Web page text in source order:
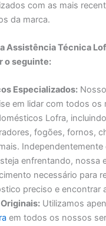
com as mais
da marca.
Assistência Técnica
o seguinte:
Especializados:
em lidar com todos os
Lofra,
fogões, fornos,
enfrentando, nossa
necessário para
preciso e encontrar
Utilizamos
em todos os nossos